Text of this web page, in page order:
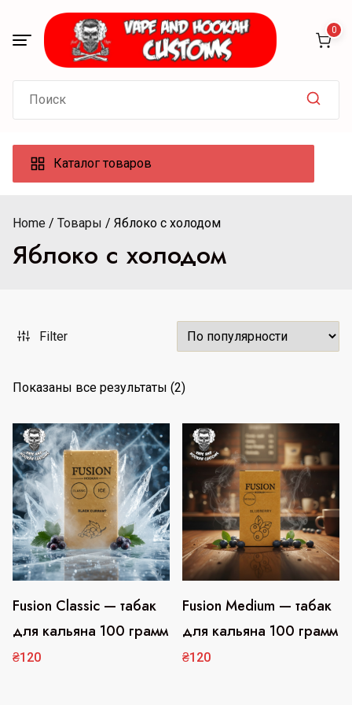
content
0
for:
Каталог товаров
Home Товары Яблоко с холодом
Яблоко с холодом
Filter
Показаны все результаты (2)С
т
р
о
в
к
а
:
о
п
Fusion Classic — табак
для кальяна 100 грамм
₴120
Этот
товар
имеет
Fusion Medium — табак
для кальяна 100 грамм
₴120
Этот
товар
имеет